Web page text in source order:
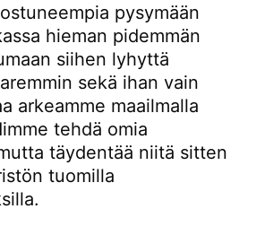
pysymään
hieman pidemmän
siihen lyhyttä
sekä ihan vain
arkeamme maailmalla
tehdä omia
täydentää niitä sitten
tuomilla